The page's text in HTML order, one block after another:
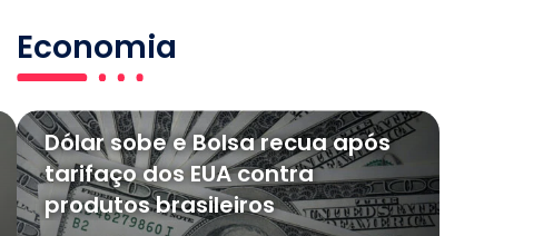
Economia
Dólar sobe e Bolsa recua após
tarifaço dos EUA contra
produtos brasileiros